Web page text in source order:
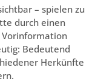
– spielen zu
durch einen
Vorinformation
Bedeutend
Herkünfte